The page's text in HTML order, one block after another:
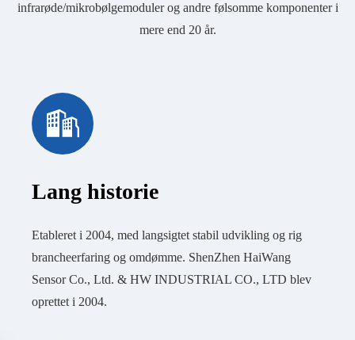
infrarøde/mikrobølgemoduler og andre følsomme komponenter i
mere end 20 år.
Lang historie
Etableret i 2004, med langsigtet stabil udvikling og rig
brancheerfaring og omdømme. ShenZhen HaiWang
Sensor Co., Ltd. & HW INDUSTRIAL CO., LTD blev
oprettet i 2004.